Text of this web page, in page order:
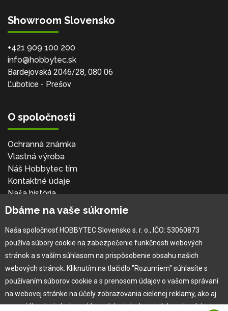
Showroom Slovensko
+421 909 100 200
info@hobbytec.sk
Bardejovská 2046/28, 080 06
Ľubotice - Prešov
O spoločnosti
Ochranná známka
Vlastná výroba
Náš Hobbytec tím
Kontaktné údaje
Naša história
Kariéra
Pre zákazníka
Garancia najlepšej ceny
Užívateľský manuál
Obchodné podmienky
Zákazník & partner
Dbáme na vaše súkromie
Naša spoločnosť HOBBYTEC Slovensko s. r. o., IČO: 53060873
používa súbory cookie na zabezpečenie funkčnosti webových
stránok a s vaším súhlasom na prispôsobenie obsahu našich
webových stránok. Kliknutím na tlačidlo "Rozumiem" súhlasíte s
používaním súborov cookie a s prenosom údajov o vašom správaní
na webovej stránke na účely zobrazovania cielenej reklamy, ako aj
na sociálnych sieťach a reklamných sieťach na iných webových